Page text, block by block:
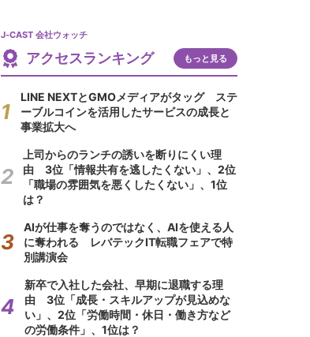
J-CAST 会社ウォッチ
アクセスランキング もっと見る
LINE NEXTとGMOメディアがタッグ ステ
ーブルコインを活用したサービスの成長と
事業拡大へ
上司からのランチの誘いを断りにくい理
由 3位「情報共有を逃したくない」、2位
「職場の雰囲気を悪くしたくない」、1位
は？
AIが仕事を奪うのではなく、AIを使える人
に奪われる レバテックIT転職フェアで特
別講演会
新卒で入社した会社、早期に退職する理
由 3位「成長・スキルアップが見込めな
い」、2位「労働時間・休日・働き方など
の労働条件」、1位は？